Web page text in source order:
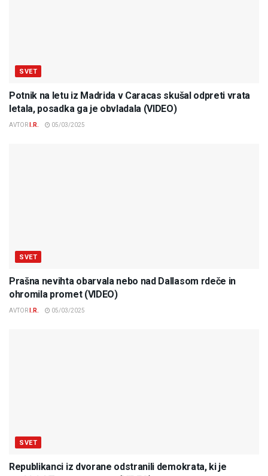
SVET
Potnik na letu iz Madrida v Caracas skušal odpreti vrata
letala, posadka ga je obvladala (VIDEO)
AVTOR I.R. 05/03/2025
SVET
Prašna nevihta obarvala nebo nad Dallasom rdeče in
ohromila promet (VIDEO)
AVTOR I.R. 05/03/2025
SVET
Republikanci iz dvorane odstranili demokrata, ki je